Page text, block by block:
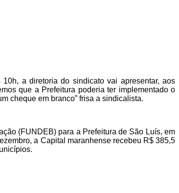
a diretoria do sindicato vai apresentar, aos
que a Prefeitura poderia ter implementado o
cheque em branco” frisa a sindicalista.
(FUNDEB) para a Prefeitura de São Luís, em
a Capital maranhense recebeu R$ 385,5